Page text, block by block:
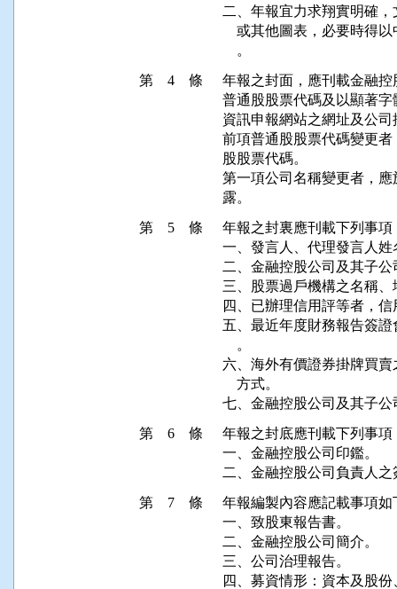
二、年報宜力求翔實明確
或其他圖表，必要時得
    。
第 4 條
年報之封面，應刊載金融
普通股股票代碼及以顯著
資訊申報網站之網址及公
前項普通股股票代碼變更
股股票代碼。
第一項公司名稱變更者，
露。
第 5 條
年報之封裏應刊載下列事項
一、發言人、代理發言人
二、金融控股公司及其子
三、股票過戶機構之名稱
四、已辦理信用評等者，
五、最近年度財務報告簽
    。
六、海外有價證券掛牌買
    方式。
七、金融控股公司及其子公
第 6 條
年報之封底應刊載下列事項
一、金融控股公司印鑑。
二、金融控股公司負責人
第 7 條
年報編製內容應記載事項如
一、致股東報告書。
二、金融控股公司簡介。
三、公司治理報告。
四、募資情形：資本及股